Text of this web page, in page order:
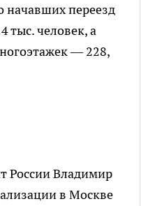
начавших переезд
тыс. человек, а
— 228,
России Владимир
в Москве